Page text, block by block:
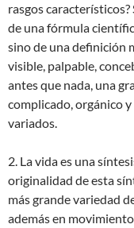
rasgos
de una fórmula
sino de una definición
visible, palpable,
antes que nada, una
complicado, orgánico
variados.
2. La vida es una
originalidad de esta
más grande variedad
además en